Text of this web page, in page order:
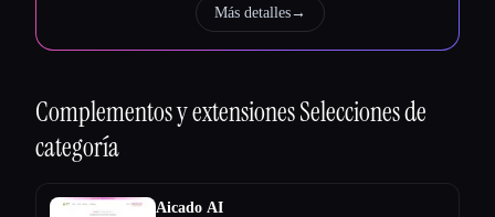
Más detalles→
Complementos y extensionesSelecciones de
categoría
Aicado AI